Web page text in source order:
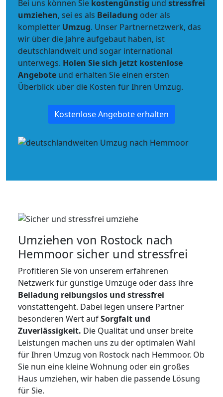
Bei uns können Sie kostengünstig und stressfrei
umziehen, sei es als Beiladung oder als
kompletter Umzug. Unser Partnernetzwerk, das
wir über die Jahre aufgebaut haben, ist
deutschlandweit und sogar international
unterwegs. Holen Sie sich jetzt kostenlose
Angebote und erhalten Sie einen ersten
Überblick über die Kosten für Ihren Umzug.
Kostenlose Angebote erhalten
Umziehen von Rostock nach
Hemmoor sicher und stressfrei
Profitieren Sie von unserem erfahrenen
Netzwerk für günstige Umzüge oder dass ihre
Beiladung reibungslos und stressfrei
vonstattengeht. Dabei legen unsere Partner
besonderen Wert aufSorgfalt und
Zuverlässigkeit. Die Qualität und unser breite
Leistungen machen uns zu der optimalen Wahl
für Ihren Umzug von Rostock nach Hemmoor. Ob
Sie nun eine kleine Wohnung oder ein großes
Haus umziehen, wir haben die passende Lösung
für Sie.